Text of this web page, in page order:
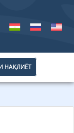
НАҚЛИЁТ